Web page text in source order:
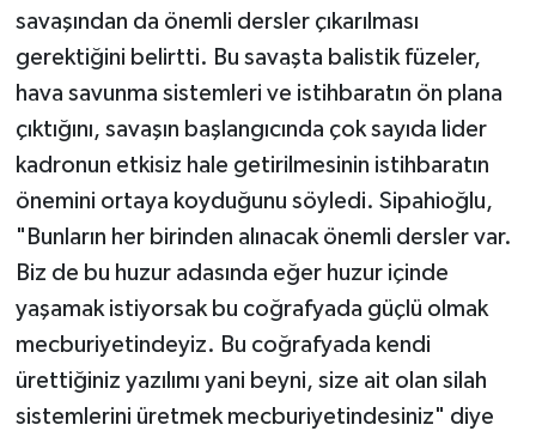
savaşından da önemli dersler çıkarılması
gerektiğini belirtti. Bu savaşta balistik füzeler,
hava savunma sistemleri ve istihbaratın ön plana
çıktığını, savaşın başlangıcında çok sayıda lider
kadronun etkisiz hale getirilmesinin istihbaratın
önemini ortaya koyduğunu söyledi. Sipahioğlu,
"Bunların her birinden alınacak önemli dersler var.
Biz de bu huzur adasında eğer huzur içinde
yaşamak istiyorsak bu coğrafyada güçlü olmak
mecburiyetindeyiz. Bu coğrafyada kendi
ürettiğiniz yazılımı yani beyni, size ait olan silah
sistemlerini üretmek mecburiyetindesiniz" diye